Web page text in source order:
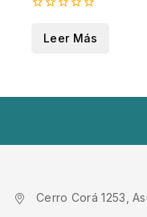
fueraLeer Más
Cerro Corá 1253,